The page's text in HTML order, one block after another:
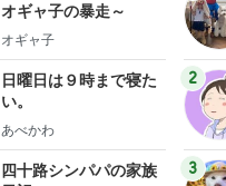
オギャ子の暴走～
オギャ子
日曜日は９時まで寝た
い。
あべかわ
四十路シンパパの家族
2
3